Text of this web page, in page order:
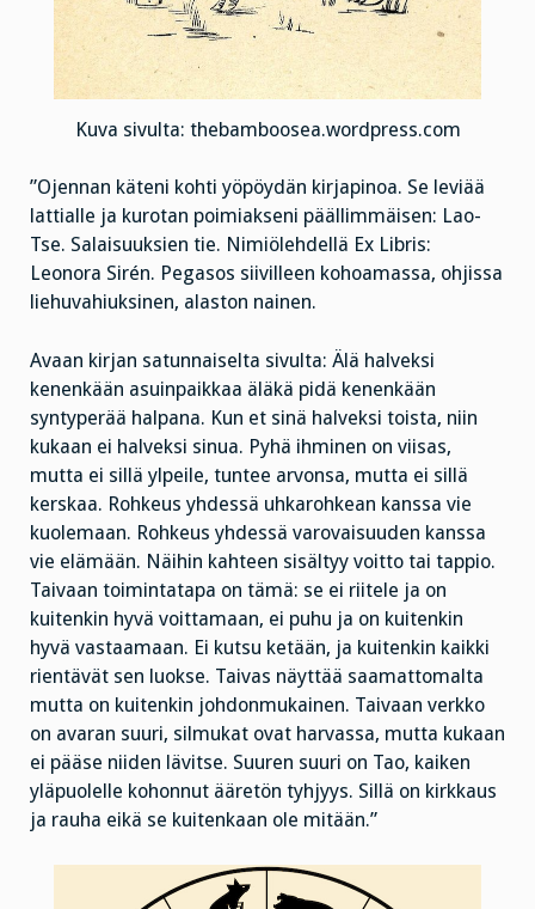
Kuva sivulta: thebamboosea.wordpress.com
”Ojennan käteni kohti yöpöydän kirjapinoa. Se leviää
lattialle ja kurotan poimiakseni päällimmäisen: Lao-
Tse. Salaisuuksien tie. Nimiölehdellä Ex Libris:
Leonora Sirén. Pegasos siivilleen kohoamassa, ohjissa
liehuvahiuksinen, alaston nainen.
Avaan kirjan satunnaiselta sivulta: Älä halveksi
kenenkään asuinpaikkaa äläkä pidä kenenkään
syntyperää halpana. Kun et sinä halveksi toista, niin
kukaan ei halveksi sinua. Pyhä ihminen on viisas,
mutta ei sillä ylpeile, tuntee arvonsa, mutta ei sillä
kerskaa. Rohkeus yhdessä uhkarohkean kanssa vie
kuolemaan. Rohkeus yhdessä varovaisuuden kanssa
vie elämään. Näihin kahteen sisältyy voitto tai tappio.
Taivaan toimintatapa on tämä: se ei riitele ja on
kuitenkin hyvä voittamaan, ei puhu ja on kuitenkin
hyvä vastaamaan. Ei kutsu ketään, ja kuitenkin kaikki
rientävät sen luokse. Taivas näyttää saamattomalta
mutta on kuitenkin johdonmukainen. Taivaan verkko
on avaran suuri, silmukat ovat harvassa, mutta kukaan
ei pääse niiden lävitse. Suuren suuri on Tao, kaiken
yläpuolelle kohonnut ääretön tyhjyys. Sillä on kirkkaus
ja rauha eikä se kuitenkaan ole mitään.”